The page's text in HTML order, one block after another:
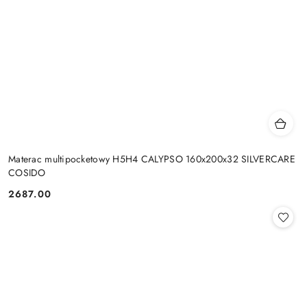
Materac multipocketowy H5H4 CALYPSO 160x200x32 SILVERCARE
COSIDO
Cena:
2687.00